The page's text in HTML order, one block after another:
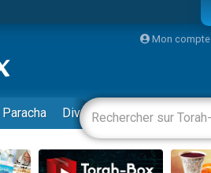
Mon compte
Paracha Divertissements Livres